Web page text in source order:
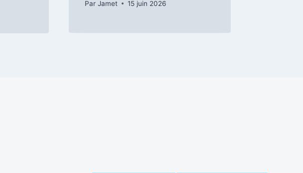
Par Jamet 15 juin 2026